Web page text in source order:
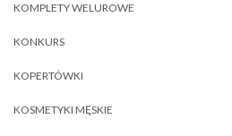
KOMPLETY WELUROWE
KONKURS
KOPERTÓWKI
KOSMETYKI MĘSKIE